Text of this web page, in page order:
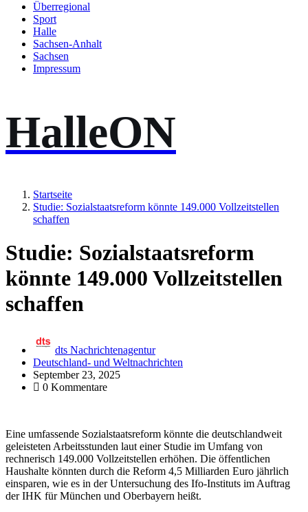
Überregional
Sport
Halle
Sachsen-Anhalt
Sachsen
Impressum
HalleON
Startseite
Studie: Sozialstaatsreform könnte 149.000 Vollzeitstellen
schaffen
Studie: Sozialstaatsreform
könnte 149.000 Vollzeitstellen
schaffen
dts Nachrichtenagentur
Deutschland- und Weltnachrichten
September 23, 2025
0 Kommentare
Eine umfassende Sozialstaatsreform könnte die deutschlandweit
geleisteten Arbeitsstunden laut einer Studie im Umfang von
rechnerisch 149.000 Vollzeitstellen erhöhen. Die öffentlichen
Haushalte könnten durch die Reform 4,5 Milliarden Euro jährlich
einsparen, wie es in der Untersuchung des Ifo-Instituts im Auftrag
der IHK für München und Oberbayern heißt.